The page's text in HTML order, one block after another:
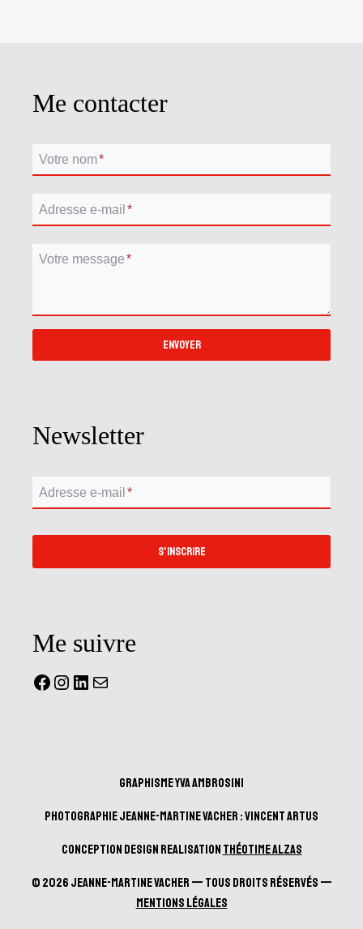
Me contacter
Votre nom*
Adresse e-mail *
Votre message*
ENVOYER
Newsletter
Adresse e-mail *
S'INSCRIRE
Me suivre
Facebook
Instagram
LinkedIn
Mail
Graphisme Yva Ambrosini
Photographie Jeanne-Martine Vacher : Vincent Artus
Conception design realisation Théotime Alzas
© 2026 Jeanne-Martine Vacher — Tous droits réservés —
Mentions Légales